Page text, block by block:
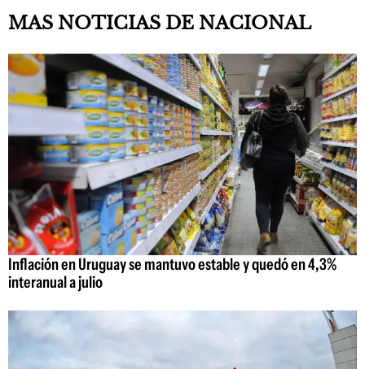
MAS NOTICIAS DE NACIONAL
Inflación en Uruguay se mantuvo estable y quedó en 4,3%
interanual a julio